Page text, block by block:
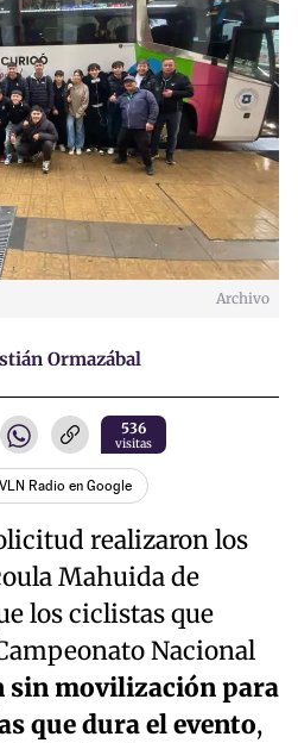
Archivo
Ormazábal
536
visitas
Radio en Google
realizaron los
Mahuida de
los ciclistas que
Nacional
sin movilización para
que dura el evento,